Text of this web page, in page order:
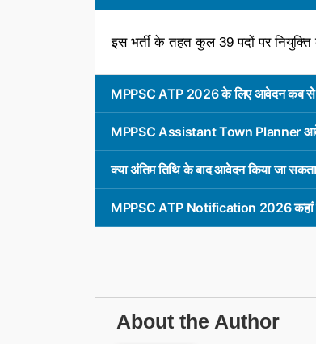
इस भर्ती के तहत कुल 39 पदों पर नियुक्ति
MPPSC ATP 2026 के लिए आवेदन कब से
MPPSC Assistant Town Planner
क्या अंतिम तिथि के बाद आवेदन किया जा
MPPSC ATP Notification 2026 कहां
About the Author